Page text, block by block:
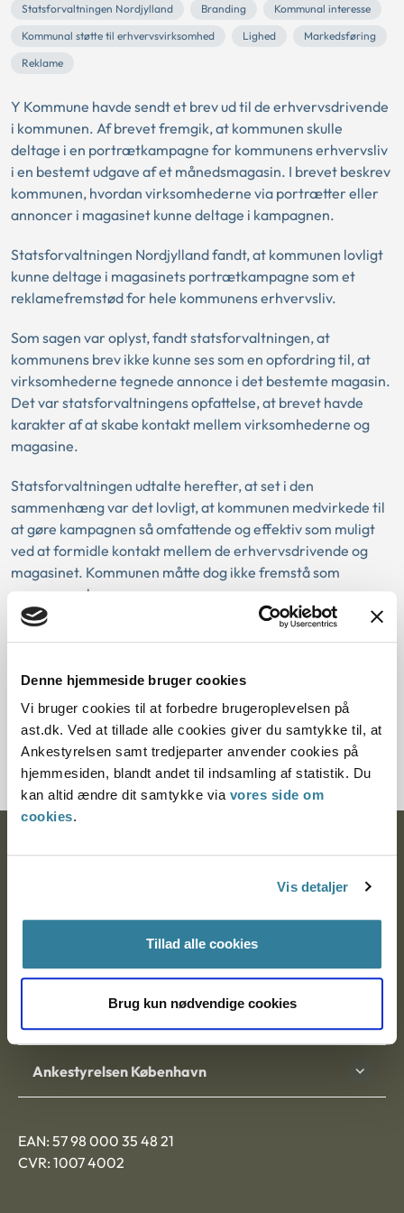
Denne hjemmeside bruger cookies
Vi bruger cookies til at forbedre brugeroplevelsen på
ast.dk. Ved at tillade alle cookies giver du samtykke til, at
Ankestyrelsen samt tredjeparter anvender cookies på
hjemmesiden, blandt andet til indsamling af statistik. Du
kan altid ændre dit samtykke via vores side om
cookies.
Vis detaljer
Tillad alle cookies
Brug kun nødvendige cookies
Statsforvaltningen Nordjylland Branding
Kommunal interesse
Kommunal støtte til erhvervsvirksomhed
Lighed
Markedsføring
Reklame
Y Kommune havde sendt et brev ud til de erhvervsdrivende
i kommunen. Af brevet fremgik, at kommunen skulle
deltage i en portrætkampagne for kommunens erhvervsliv
i en bestemt udgave af et månedsmagasin. I brevet beskrev
kommunen, hvordan virksomhederne via portrætter eller
annoncer i magasinet kunne deltage i kampagnen.
Statsforvaltningen Nordjylland fandt, at kommunen lovligt
kunne deltage i magasinets portrætkampagne som et
reklamefremstød for hele kommunens erhvervsliv.
Som sagen var oplyst, fandt statsforvaltningen, at
kommunens brev ikke kunne ses som en opfordring til, at
virksomhederne tegnede annonce i det bestemte magasin.
Det var statsforvaltningens opfattelse, at brevet havde
karakter af at skabe kontakt mellem virksomhederne og
magasine.
Statsforvaltningen udtalte herefter, at set i den
sammenhæng var det lovligt, at kommunen medvirkede til
at gøre kampagnen så omfattende og effektiv som muligt
ved at formidle kontakt mellem de erhvervsdrivende og
magasinet. Kommunen måtte dog ikke fremstå som
annoncesælger.
Samlet set fandt statsforvaltningen, at kommunens brev til
Download PDF
Ankestyrelsen
Nytorv 7, 2. sal
Ankestyrelsen København
EAN: 57 98 000 35 48 21
CVR: 1007 4002